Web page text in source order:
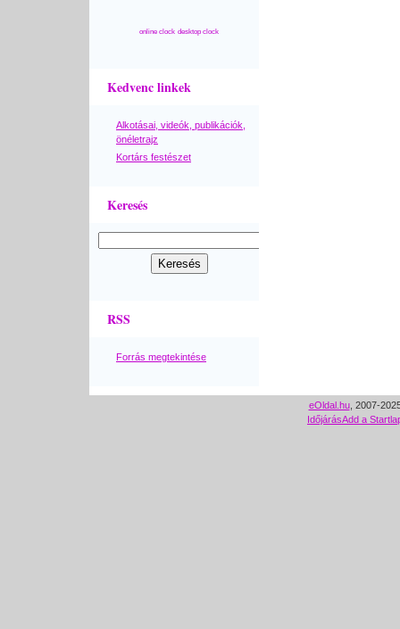
online clock desktop clock
Kedvenc linkek
Alkotásai, videók, publikációk,
önéletrajz
Kortárs festészet
Keresés
RSS
Forrás megtekintése
eOldal.hu, 2007-
IdőjárásAdd a